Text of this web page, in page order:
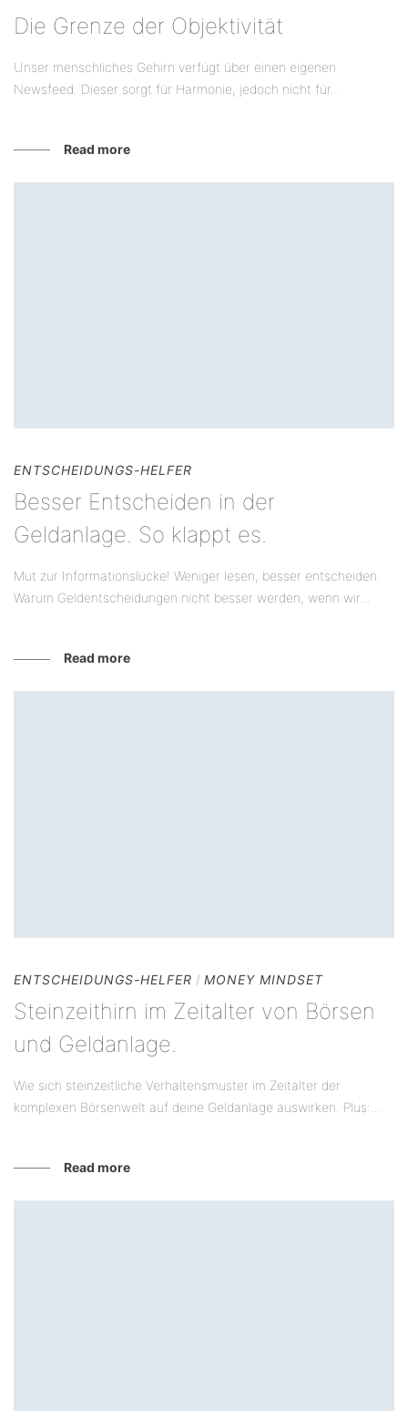
Die Grenze der Objektivität
Unser menschliches Gehirn verfügt über einen eigenen
Newsfeed. Dieser sorgt für Harmonie, jedoch nicht für...
Read more
ENTSCHEIDUNGS-HELFER
Besser Entscheiden in der
Geldanlage. So klappt es.
Mut zur Informationslücke! Weniger lesen, besser entscheiden.
Warum Geldentscheidungen nicht besser werden, wenn wir...
Read more
ENTSCHEIDUNGS-HELFER / MONEY MINDSET
Steinzeithirn im Zeitalter von Börsen
und Geldanlage.
Wie sich steinzeitliche Verhaltensmuster im Zeitalter der
komplexen Börsenwelt auf deine Geldanlage auswirken. Plus:...
Read more